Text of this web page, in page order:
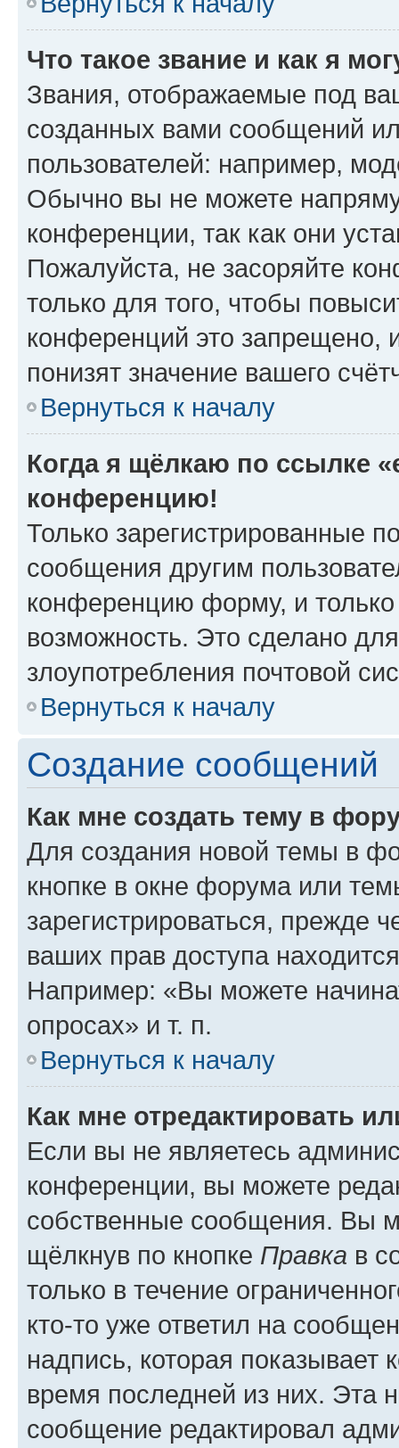
Что такое звание и как я
Звания, отображаемые под
созданных вами сообщений
пользователей: например,
Обычно вы не можете
конференции, так как они
Пожалуйста, не засоряйте
только для того, чтобы
конференций это запрещено,
понизят значение вашего
Вернуться к началу
Когда я щёлкаю по ссылке
конференцию!
Только зарегистрированные
сообщения другим
конференцию форму, и
возможность. Это сделано
злоупотребления почтовой
Вернуться к началу
Создание сообщений
Как мне создать тему в
Для создания новой темы в
кнопке в окне форума или
зарегистрироваться, прежде
ваших прав доступа
Например: «Вы можете
опросах» и т. п.
Вернуться к началу
Как мне отредактировать
Если вы не являетесь
конференции, вы можете
собственные сообщения. Вы
щёлкнув по кнопке Правка в
только в течение
кто-то уже ответил на
надпись, которая показывает
время последней из них. Эта
сообщение редактировал